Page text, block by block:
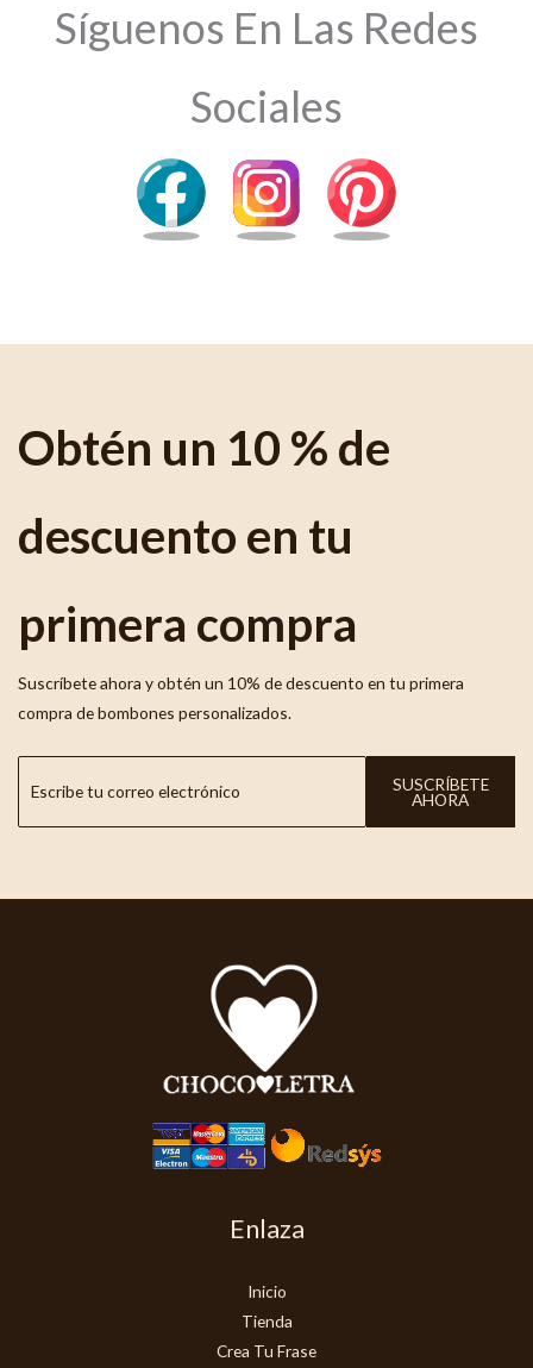
Síguenos En Las Redes
Sociales
Obtén un 10 % de
descuento en tu
primera compra
Suscríbete ahora y obtén un 10% de descuento en tu primera
compra de bombones personalizados.
SUSCRÍBETE
AHORA
Enlaza
Inicio
Tienda
Crea Tu Frase